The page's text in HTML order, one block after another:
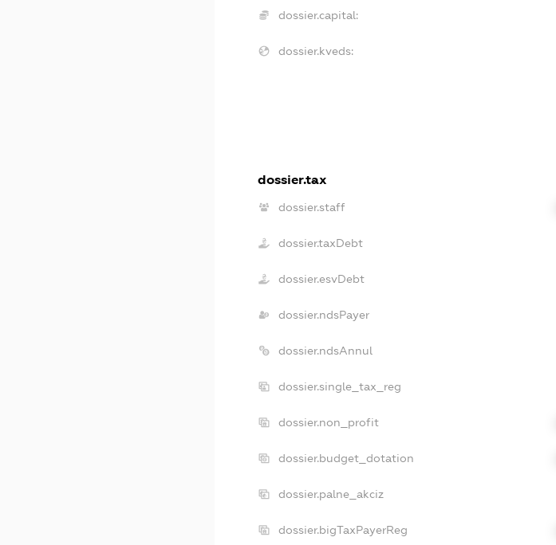
dossier.capital:
dossier.kveds:
dossier.tax
dossier.staff
dossier.taxDebt
dossier.esvDebt
dossier.ndsPayer
dossier.ndsAnnul
dossier.single_tax_reg
dossier.non_profit
dossier.budget_dotation
dossier.palne_akciz
dossier.bigTaxPayerReg